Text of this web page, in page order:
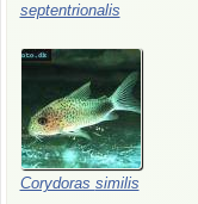
septentrionalis
Corydoras similis